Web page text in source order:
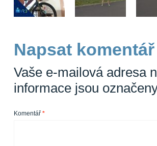
Napsat komentář
Vaše e-mailová adresa
informace jsou
Komentář *